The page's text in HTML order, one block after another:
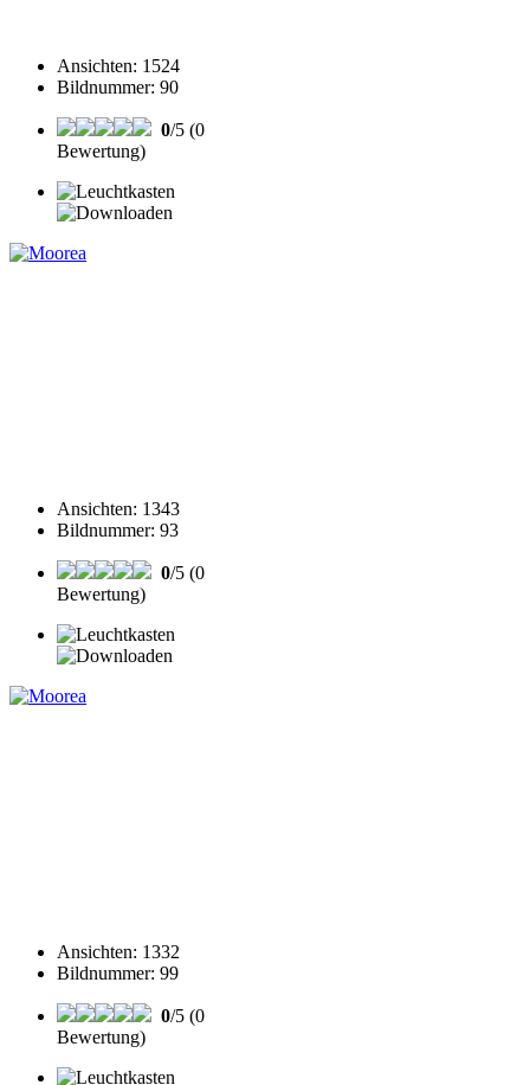
Ansichten: 1524
Bildnummer: 90
0/5 (0
Bewertung)
Ansichten: 1343
Bildnummer: 93
0/5 (0
Bewertung)
Ansichten: 1332
Bildnummer: 99
0/5 (0
Bewertung)